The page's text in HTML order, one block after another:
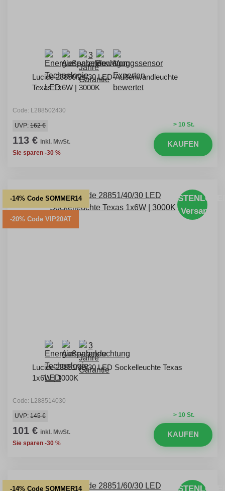
Lucide 28850/24/30 LED-Außenwandleuchte
Texas 1x6W | 3000K
Code: L288502430
> 10 St.
UVP: 162 €
113 € inkl. MwSt.
Sie sparen -30 %
KAUFEN
-14% Code SOMMER14
-20% Code VIP20AT
Versand
Lucide 28851/40/30 LED Sockelleuchte Texas
1x6W | 3000K
Code: L288514030
> 10 St.
UVP: 145 €
101 € inkl. MwSt.
Sie sparen -30 %
KAUFEN
-14% Code SOMMER14